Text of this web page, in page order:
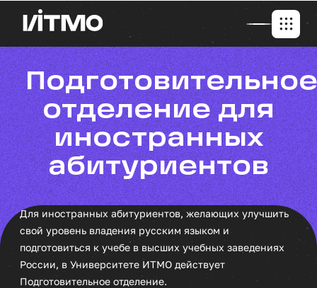
Подготовительное
отделение для
иностранных
абитуриентов
Для иностранных абитуриентов, желающих улучшить
свой уровень владения русским языком и
подготовиться к учебе в высших учебных заведениях
России, в Университете ИТМО действует
Подготовительное отделение.